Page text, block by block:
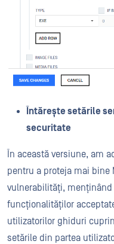
Întărește setările
securitate
În această versiune, am
pentru a proteja mai bine
vulnerabilități,
funcționalităților
utilizatorilor ghiduri
setările din partea